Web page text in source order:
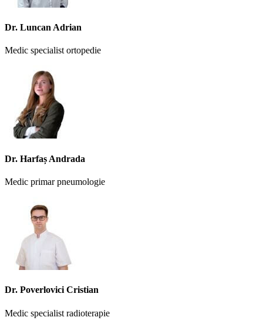
Dr. Luncan Adrian
Medic specialist ortopedie
Dr. Harfaș Andrada
Medic primar pneumologie
Dr. Poverlovici Cristian
Medic specialist radioterapie